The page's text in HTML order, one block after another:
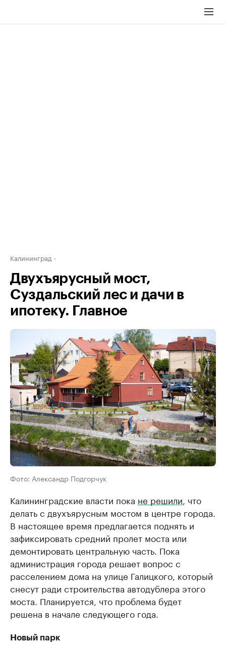
Калининград
Двухъярусный мост,
Суздальский лес и дачи в
ипотеку. Главное
Фото: Александр Подгорчук
Калининградские власти пока не решили , что
делать с двухъярусным мостом в центре города.
В настоящее время предлагается поднять и
зафиксировать средний пролет моста или
демонтировать центральную часть. Пока
администрация города решает вопрос с
расселением дома на улице Галицкого, который
снесут ради строительства автодублера этого
моста. Планируется, что проблема будет
решена в начале следующего года.
Новый парк